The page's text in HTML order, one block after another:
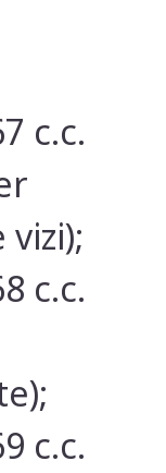
c.c.
c.c.
c.c.